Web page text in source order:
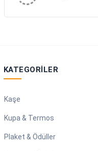
KATEGORILER
Kaşe
Kupa & Termos
Plaket & Ödüller